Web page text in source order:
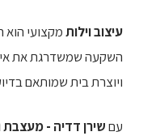
עיצוב וילותמקצועי
השקעה שמשדרגת את
ויוצרת בית שמותאם
עםשירן דדיה - מעצבת